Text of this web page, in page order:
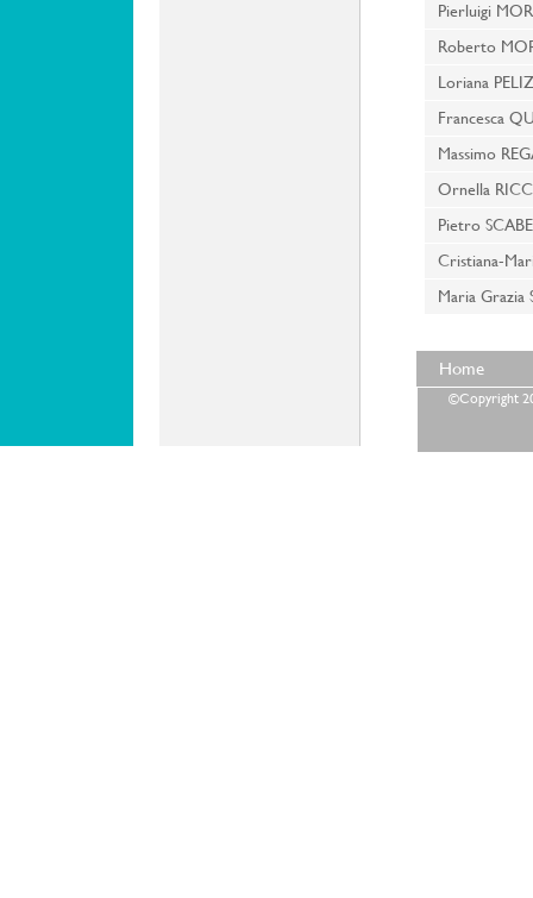
Pierluigi
Roberto
Loriana
Francesca
Massimo
Ornella
Pietro
Cristiana-
Maria Grazia
Home
©Copyright